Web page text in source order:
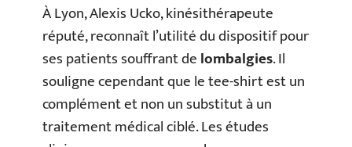
À Lyon, Alexis Ucko, kinésithérapeute
réputé, reconnaît l’utilité du dispositif pour
ses patients souffrant delombalgies. Il
souligne cependant que le tee-shirt est un
complément et non un substitut à un
traitement médical ciblé. Les études